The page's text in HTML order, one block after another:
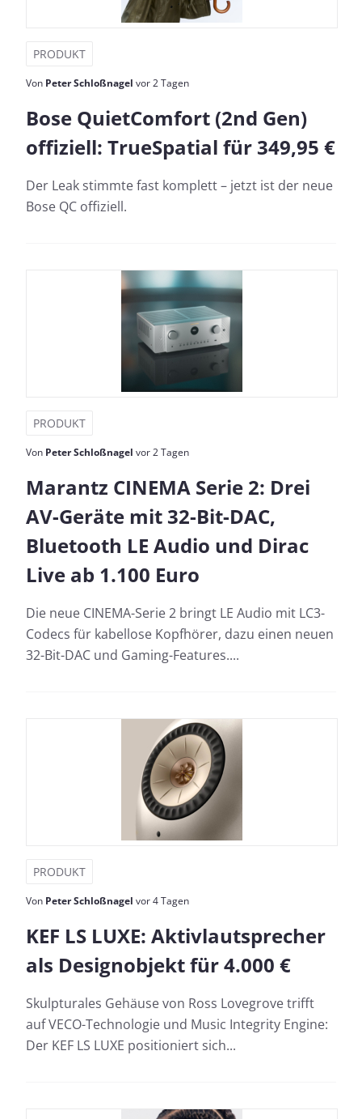
PRODUKT
Von Peter Schloßnagel vor 2 Tagen
Bose QuietComfort (2nd Gen)
offiziell: TrueSpatial für 349,95 €
Der Leak stimmte fast komplett – jetzt ist der neue
Bose QC offiziell.
PRODUKT
Von Peter Schloßnagel vor 2 Tagen
Marantz CINEMA Serie 2: Drei
AV-Geräte mit 32-Bit-DAC,
Bluetooth LE Audio und Dirac
Live ab 1.100 Euro
Die neue CINEMA-Serie 2 bringt LE Audio mit LC3-
Codecs für kabellose Kopfhörer, dazu einen neuen
32-Bit-DAC und Gaming-Features....
PRODUKT
Von Peter Schloßnagel vor 4 Tagen
KEF LS LUXE: Aktivlautsprecher
als Designobjekt für 4.000 €
Skulpturales Gehäuse von Ross Lovegrove trifft
auf VECO-Technologie und Music Integrity Engine:
Der KEF LS LUXE positioniert sich...